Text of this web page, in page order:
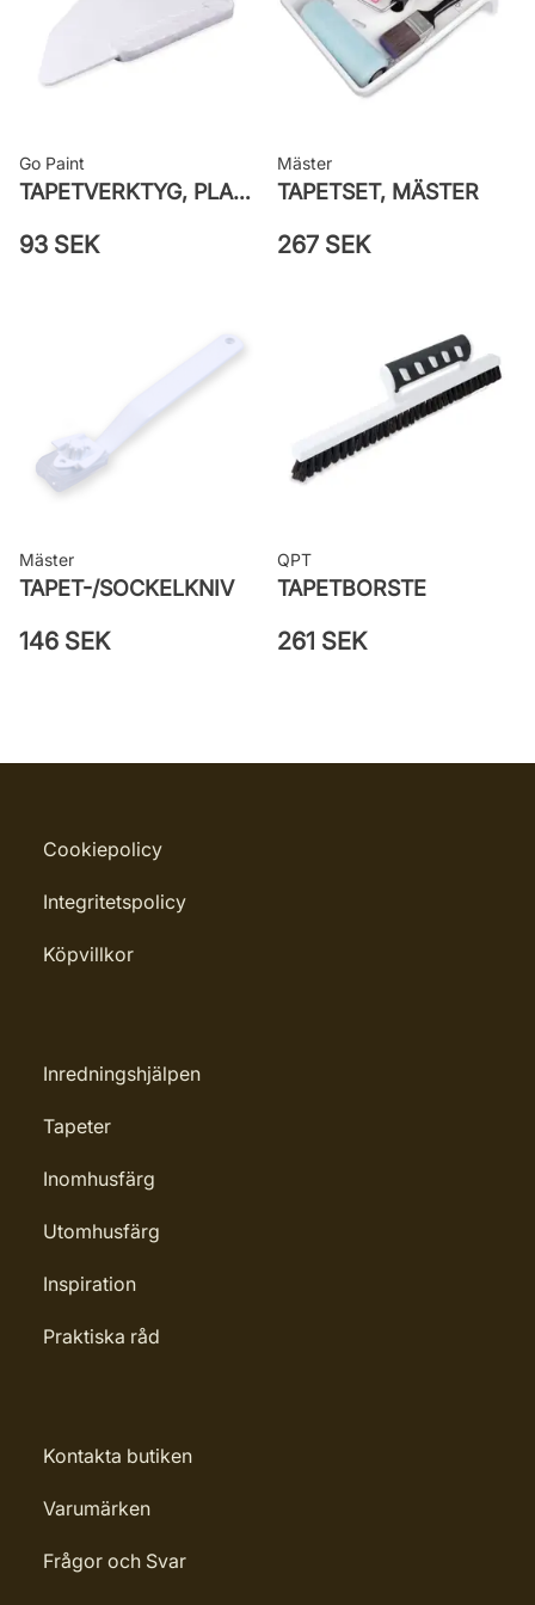
Leverantörens artikelnummer: 25151
Go Paint
TAPETVERKTYG, PLAST GO PAINT
93 SEK
Mäster
TAPETSET, MÄSTER
267 SEK
Mäster
TAPET-/SOCKELKNIV
146 SEK
QPT
TAPETBORSTE
261 SEK
Cookiepolicy
Integritetspolicy
Köpvillkor
Inredningshjälpen
Tapeter
Inomhusfärg
Utomhusfärg
Inspiration
Praktiska råd
Kontakta butiken
Varumärken
Frågor och Svar